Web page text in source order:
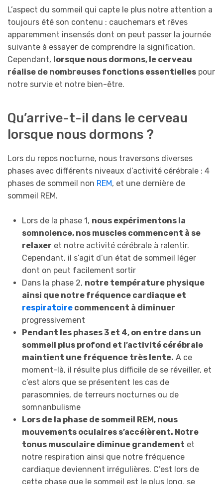
L’aspect du sommeil qui capte le plus notre attention a
toujours été son contenu : cauchemars et rêves
apparemment insensés dont on peut passer la journée
suivante à essayer de comprendre la signification.
Cependant, lorsque nous dormons, le cerveau
réalise de nombreuses fonctions essentielles pour
notre survie et notre bien-être.
Qu’arrive-t-il dans le cerveau
lorsque nous dormons ?
Lors du repos nocturne, nous traversons diverses
phases avec différents niveaux d’activité cérébrale : 4
phases de sommeil non REM, et une dernière de
sommeil REM.
Lors de la phase 1, nous expérimentons la
somnolence, nos muscles commencent à se
relaxer et notre activité cérébrale à ralentir.
Cependant, il s’agit d’un état de sommeil léger
dont on peut facilement sortir
Dans la phase 2, notre température physique
ainsi que notre fréquence cardiaque et
respiratoirecommencent à diminuer
progressivement
Pendant les phases 3 et 4, on entre dans un
sommeil plus profond et l’activité cérébrale
maintient une fréquence très lente. A ce
moment-là, il résulte plus difficile de se réveiller, et
c’est alors que se présentent les cas de
parasomnies, de terreurs nocturnes ou de
somnanbulisme
Lors de la phase de sommeil REM, nous
mouvements oculaires s’accélèrent. Notre
tonus musculaire diminue grandement et
notre respiration ainsi que notre fréquence
cardiaque deviennent irrégulières. C’est lors de
cette phase que le sommeil est le plus long, se